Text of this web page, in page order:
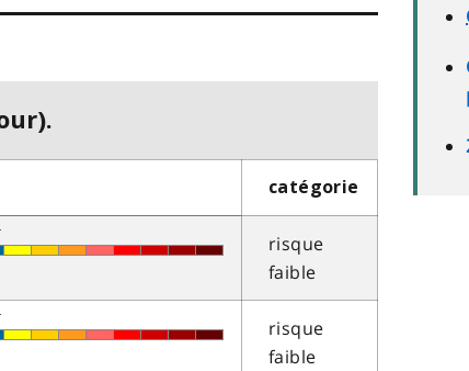
catégorie
risque
faible
risque
faible